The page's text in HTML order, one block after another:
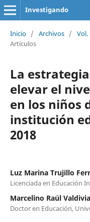
Investigando
Inicio / Archivos /
Artículos
La
elevar el
en los niños
institución
2018
Luz Marina Trujillo
Licenciada en Educación
Marcelino Raúl
Doctor en Educación,